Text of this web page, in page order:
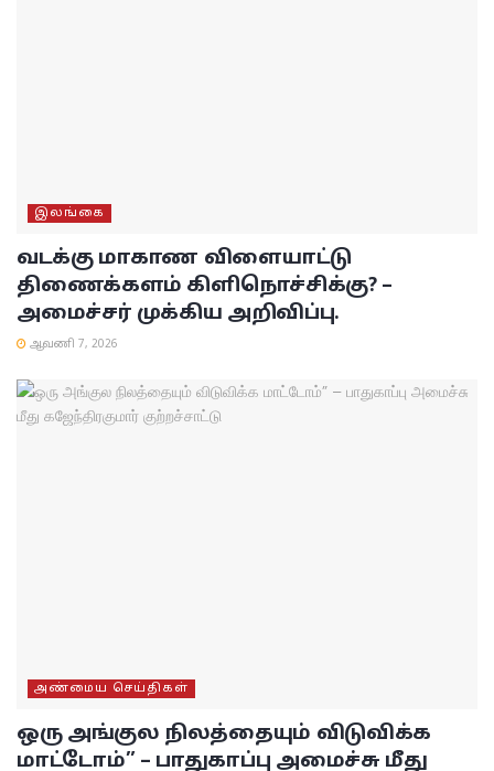
இலங்கை
வடக்கு மாகாண விளையாட்டு
திணைக்களம் கிளிநொச்சிக்கு? –
அமைச்சர் முக்கிய அறிவிப்பு.
ஆவணி 7, 2026
அண்மைய செய்திகள்
ஒரு அங்குல நிலத்தையும் விடுவிக்க
மாட்டோம்” – பாதுகாப்பு அமைச்சு மீது